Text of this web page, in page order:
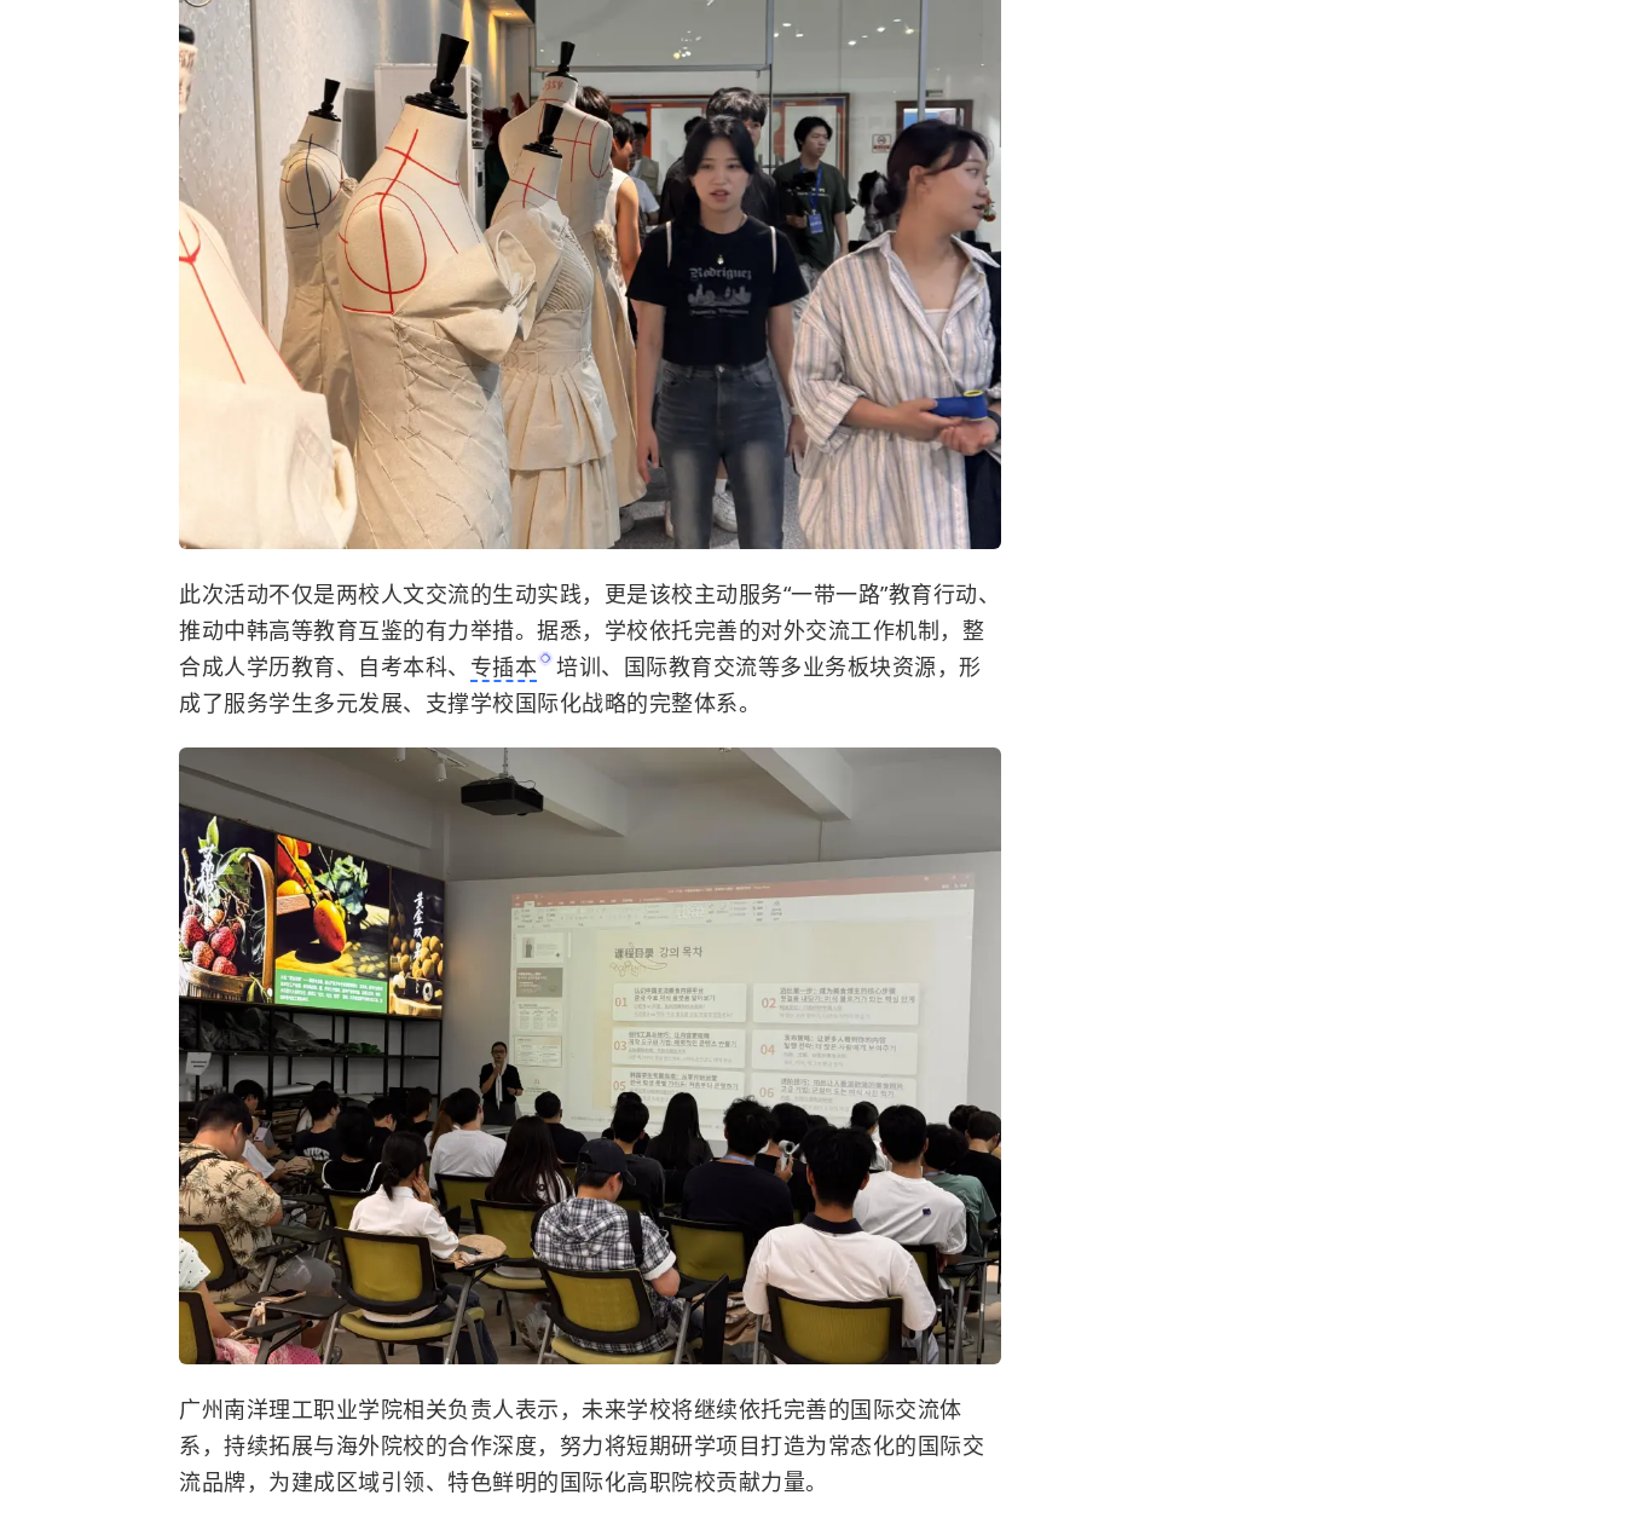
此次活动不仅是两校人文交流的生动实践，更是该校主动服务“一带一路”教育行动、
推动中韩高等教育互鉴的有力举措。据悉，学校依托完善的对外交流工作机制，整
合成人学历教育、
自考本科、 专插本
培训、国际教育交流等多业务板块资源，形
成了服务学生多元发展、支撑学校国际化战略的完整体系。
广州南洋理工职业学院相关负责人表示，未来学校将继续依托完善的国际交流体
系，持续拓展与海外院校的合作深度，努力将短期研学项目打造为常态化的国际交
流品牌，为建成区域引领、特色鲜明的国际化高职院校贡献力量。